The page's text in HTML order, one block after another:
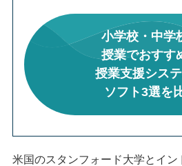
小学校・中学
授業でおすす
授業支援システ
ソフト3選を
米国のスタンフォード大学とイ